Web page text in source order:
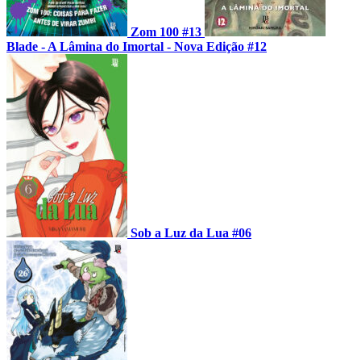
Zom 100 #13
Blade - A Lâmina do Imortal - Nova Edição #12
Sob a Luz da Lua #06